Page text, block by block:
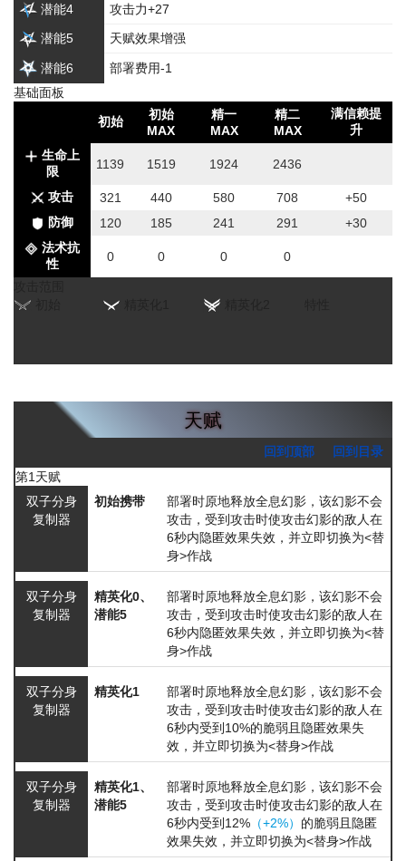
潜能4 攻击力+27
潜能5 天赋效果增强
潜能6
部署费用-1
基础面板
初始
初始
MAX
精一
MAX
精二
MAX
满信赖提
升
生命上
限
1139 1519 1924 2436
攻击 321 440 580 708
+50
防御
120 185 241 291
+30
法术抗
性
0 0 0 0
天赋
回到顶部
回到目录
第1天赋
双子分身
复制器
初始携带
部署时原地释放全息幻影，该幻影不会
攻击，受到攻击时使攻击幻影的敌人在
6秒内隐匿效果失效，并立即切换为<替
身>作战
双子分身
复制器
精英化0、
潜能5
部署时原地释放全息幻影，该幻影不会
攻击，受到攻击时使攻击幻影的敌人在
6秒内隐匿效果失效，并立即切换为<替
身>作战
双子分身
复制器
精英化1
部署时原地释放全息幻影，该幻影不会
攻击，受到攻击时使攻击幻影的敌人在
6秒内受到10%的脆弱且隐匿效果失
效，并立即切换为<替身>作战
双子分身
复制器
精英化1、
潜能5
部署时原地释放全息幻影，该幻影不会
攻击，受到攻击时使攻击幻影的敌人在
6秒内受到12% （+2%） 的脆弱且隐匿
效果失效，并立即切换为<替身>作战